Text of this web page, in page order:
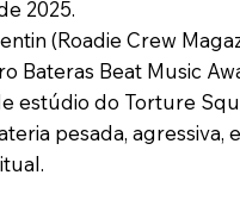
2025.
(Roadie Crew
Beat Music
estúdio do Torture
pesada, agressiva,